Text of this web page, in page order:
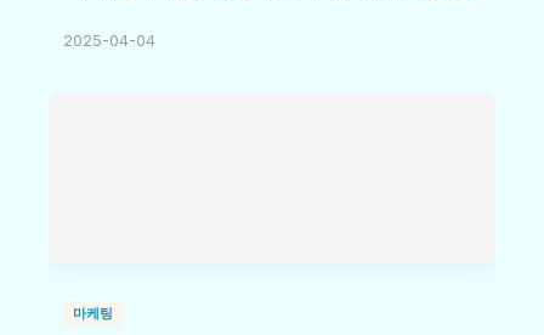
2025-04-04
마케팅